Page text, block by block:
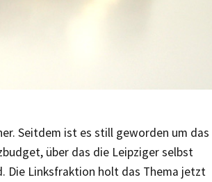
Seitdem ist es still geworden um das
über das die Leipziger selbst
Die Linksfraktion holt das Thema jetzt